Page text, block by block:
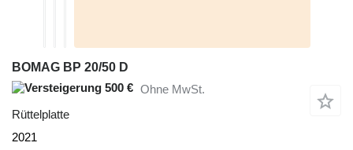
BOMAG BP 20/50 D
500 € Ohne MwSt.
Rüttelplatte
2021